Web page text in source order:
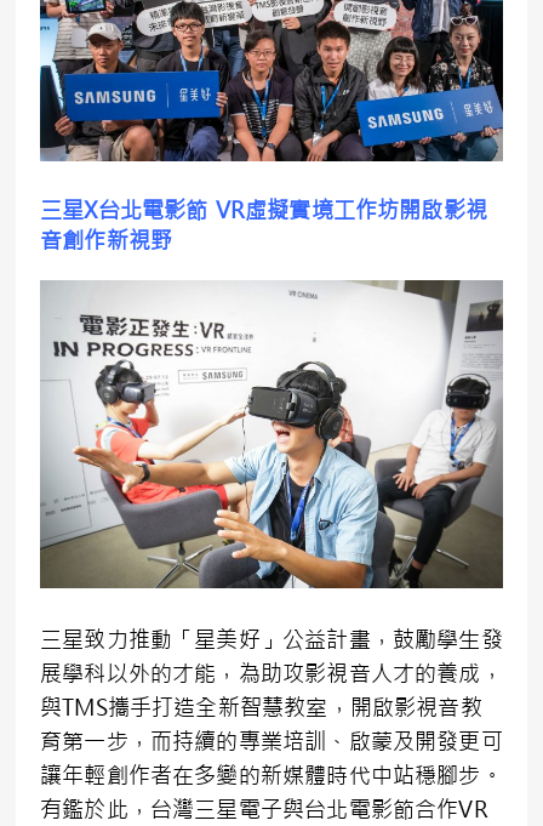
三星X台北電影節 VR虛擬實境工作坊開啟影視
音創作新視野
三星致力推動「星美好」公益計畫，鼓勵學生發
展學科以外的才能，為助攻影視音人才的養成，
與TMS攜手打造全新智慧教室，開啟影視音教
育第一步，而持續的專業培訓、啟蒙及開發更可
讓年輕創作者在多變的新媒體時代中站穩腳步。
有鑑於此，台灣三星電子與台北電影節合作VR